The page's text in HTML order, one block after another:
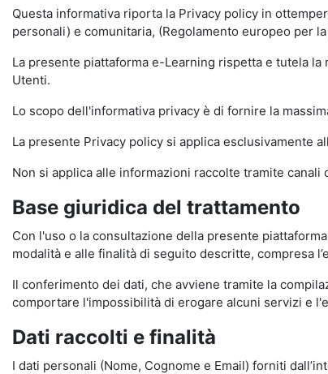
Questa informativa riporta la Privacy policy in
personali) e comunitaria, (Regolamento europeo per
La presente piattaforma e-Learning rispetta e tutela
Utenti.
Lo scopo dell'informativa privacy è di fornire la
La presente Privacy policy si applica esclusivamente
Non si applica alle informazioni raccolte tramite
Base giuridica del trattamento
Con l'uso o la consultazione della presente
modalità e alle finalità di seguito descritte, compresa
Il conferimento dei dati, che avviene tramite la
comportare l'impossibilità di erogare alcuni servizi e
Dati raccolti e finalità
I dati personali (Nome, Cognome e Email) forniti